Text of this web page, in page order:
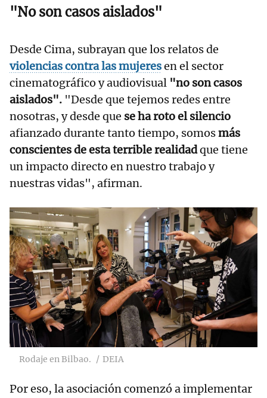
"No son casos aislados"
Desde Cima, subrayan que los relatos de
violencias contra las mujeresen el sector
cinematográfico y audiovisual "no son casos
aislados". "Desde que tejemos redes entre
nosotras, y desde que se ha roto el silencio
afianzado durante tanto tiempo, somosmás
conscientes de esta terrible realidadque tiene
un impacto directo en nuestro trabajo y
nuestras vidas", afirman.
Rodaje en Bilbao. DEIA
Por eso, la asociación comenzó a implementar